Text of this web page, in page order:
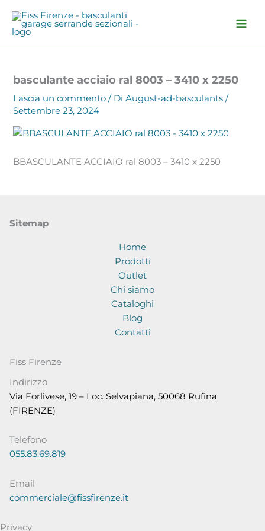
contenuto
basculante acciaio ral 8003 – 3410 x 2250
Lascia un commento / DiAugust-ad-basculants/
Settembre 23, 2024
BBASCULANTE ACCIAIO ral 8003 – 3410 x 2250
Sitemap
Home
Prodotti
Outlet
Chi siamo
Cataloghi
Blog
Contatti
Fiss Firenze
Indirizzo
Via Forlivese, 19 – Loc. Selvapiana, 50068 Rufina
(FIRENZE)
Telefono
055.83.69.819
Email
commerciale@fissfirenze.it
Privacy